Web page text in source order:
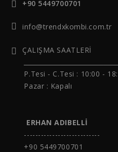
+90 5449700701
info@trendxkombi.com.tr
ÇALIŞMA SAATLERİ
P.Tesi - C.Tesi : 10:00 -
Pazar : Kapalı
ERHAN ADIBELLİ
---------------------------
+90 5449700701